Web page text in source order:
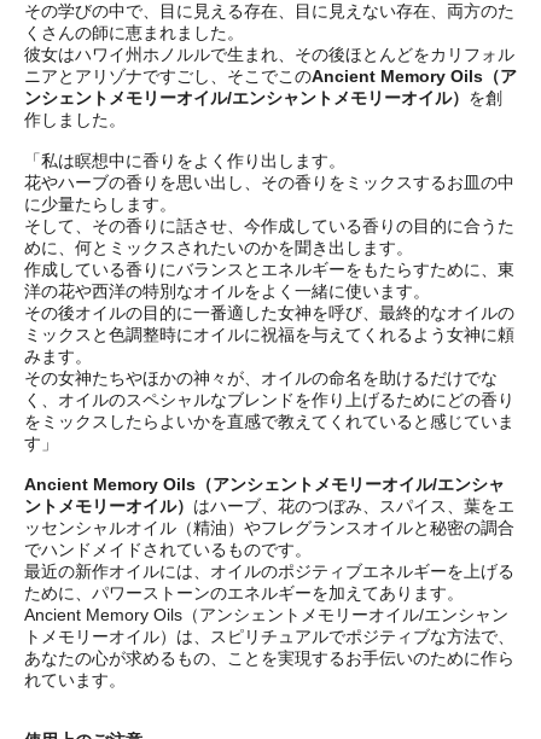
その学びの中で、目に見える存在、目に見えない存在、両方のた
くさんの師に恵まれました。
彼女はハワイ州ホノルルで生まれ、その後ほとんどをカリフォル
ニアとアリゾナですごし、そこでこのAncient Memory Oils（ア
ンシェントメモリーオイル/エンシャントメモリーオイル） を創
作しました。
「私は瞑想中に香りをよく作り出します。
花やハーブの香りを思い出し、その香りをミックスするお皿の中
に少量たらします。
そして、その香りに話させ、今作成している香りの目的に合うた
めに、何とミックスされたいのかを聞き出します。
作成している香りにバランスとエネルギーをもたらすために、東
洋の花や西洋の特別なオイルをよく一緒に使います。
その後オイルの目的に一番適した女神を呼び、最終的なオイルの
ミックスと色調整時にオイルに祝福を与えてくれるよう女神に頼
みます。
その女神たちやほかの神々が、オイルの命名を助けるだけでな
く、オイルのスペシャルなブレンドを作り上げるためにどの香り
をミックスしたらよいかを直感で教えてくれていると感じていま
す」
Ancient Memory Oils（アンシェントメモリーオイル/エンシャ
ントメモリーオイル） はハーブ、花のつぼみ、スパイス、葉をエ
ッセンシャルオイル（精油）やフレグランスオイルと秘密の調合
でハンドメイドされているものです。
最近の新作オイルには、オイルのポジティブエネルギーを上げる
ために、パワーストーンのエネルギーを加えてあります。
Ancient Memory Oils（アンシェントメモリーオイル/エンシャン
トメモリーオイル）は、スピリチュアルでポジティブな方法で、
あなたの心が求めるもの、ことを実現するお手伝いのために作ら
れています。